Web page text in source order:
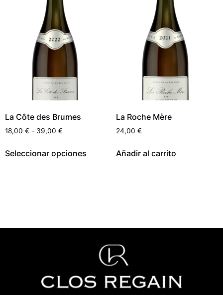
La Côte des Brumes
18,00 € - 39,00 €
Seleccionar opciones
La Roche Mère
24,00 €
Añadir al carrito